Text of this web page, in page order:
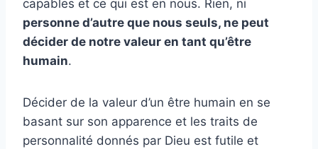
capables et ce qui est en nous. Rien, ni
personne d’autre que nous seuls, ne peut
décider de notre valeur en tant qu’être
humain.
Décider de la valeur d’un être humain en se
basant sur son apparence et les traits de
personnalité donnés par Dieu est futile et